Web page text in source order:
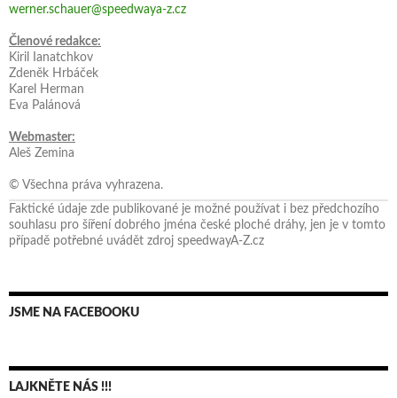
werner.schauer@speedwaya-z.cz
Členové redakce:
Kiril Ianatchkov
Zdeněk Hrbáček
Karel Herman
Eva Palánová
Webmaster:
Aleš Zemina
© Všechna práva vyhrazena.
Faktické údaje zde publikované je možné používat i bez předchozího
souhlasu pro šíření dobrého jména české ploché dráhy, jen je v tomto
případě potřebné uvádět zdroj speedwayA-Z.cz
JSME NA FACEBOOKU
LAJKNĚTE NÁS !!!